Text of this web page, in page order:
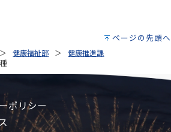
ページの先頭へ
健康福祉部
健康推進課
ポリシー